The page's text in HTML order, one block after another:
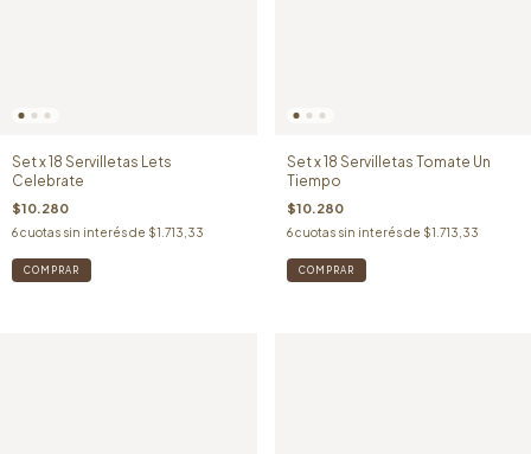
Set x 18 Servilletas Lets
Celebrate
$10.280
6cuotas sin interés de $1.713,33
Set x 18 Servilletas Tomate Un
Tiempo
$10.280
6 cuotas sin interés de $1.713,33